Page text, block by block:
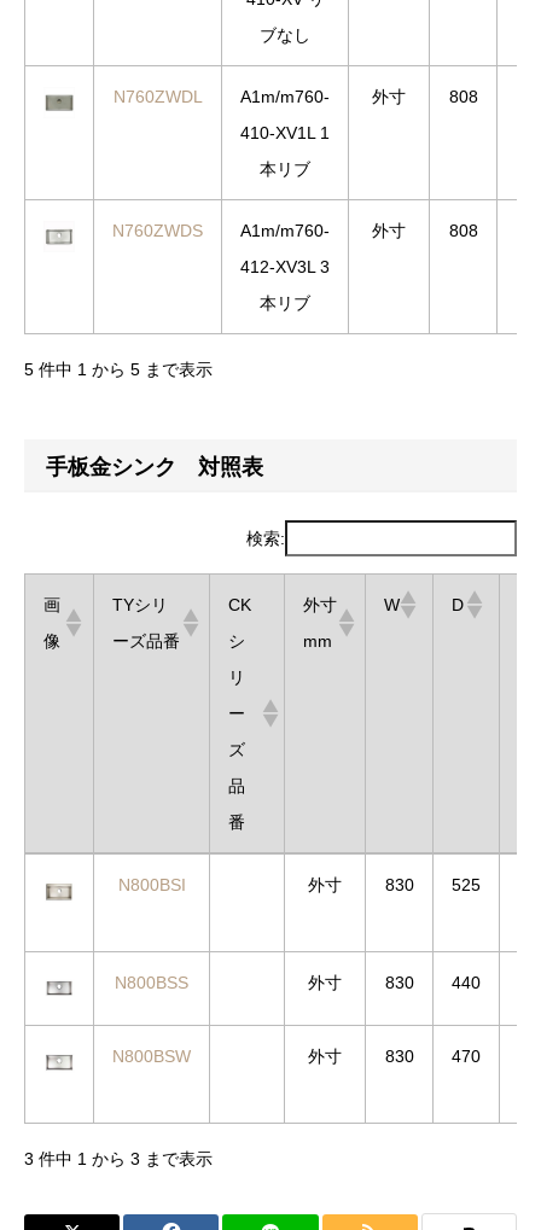
ブなし
N760ZWDL
A1m/m760-
410-XV1L 1
本リブ
外寸 808
N760ZWDS
A1m/m760-
412-XV3L 3
本リブ
外寸 808
5 件中 1 から 5 まで表示
手板金シンク 対照表
検索:
画
像
TYシリ
ーズ品番
CK
シ
リ
ー
ズ
品
番
外寸
mm
W D
N800BSI 外寸 830 525
N800BSS 外寸 830 440
N800BSW 外寸 830 470
3 件中 1 から 3 まで表示